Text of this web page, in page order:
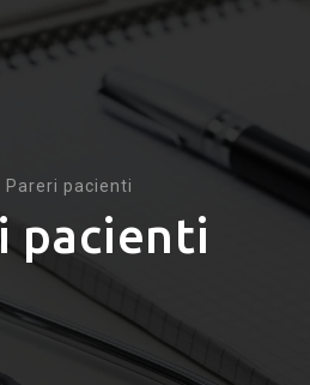
Pareri pacienti
pacienti